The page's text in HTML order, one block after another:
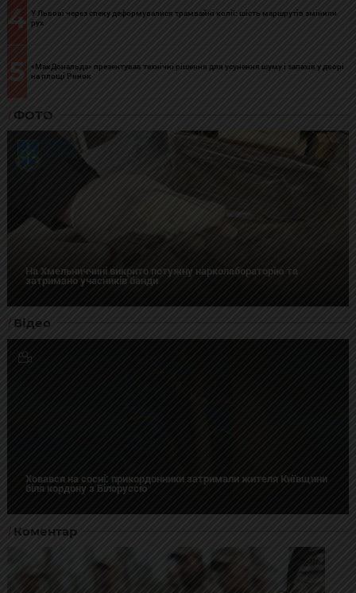
4 У Львові через спеку деформувалися трамвайні колії: шість маршрутів змінили
рух
5
«МакДональдз» презентував технічні рішення для усунення шуму і запахів у дворі
на площі Ринок
ФОТО
На Хмельниччині викрито потужну нарколабораторію та
затримано учасників банди
Відео
Ховався на сосні: прикордонники затримали жителя Київщини
біля кордону з Білоруссю
Коментар